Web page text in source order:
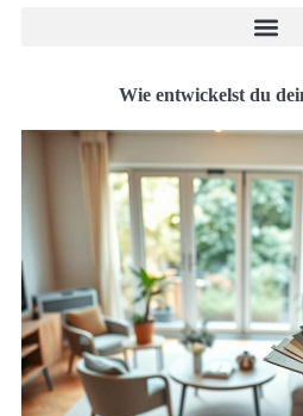
Wie entwickelst du